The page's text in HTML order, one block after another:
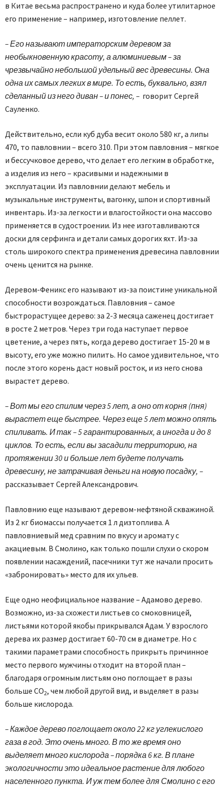
в Китае весьма распространено и куда более утилитарное
его применение – например, изготовление пеллет.
– Его называют императорским деревом за
необыкновенную красоту, а алюминиевым – за
чрезвычайно небольшой удельный вес древесины. Она
одна их самых легких в мире. То есть, буквально, взял
сделанный из него диван – и понес, – говорит Сергей
Сауленко.
Действительно, если куб дуба весит около 580 кг, а липы
470, то павловнии – всего 310. При этом павловния – мягкое
и бессучковое дерево, что делает его легким в обработке,
а изделия из него – красивыми и надежными в
эксплуатации. Из павловнии делают мебель и
музыкальные инструменты, вагонку, шпон и спортивный
инвентарь. Из-за легкости и влагостойкости она массово
применяется в судостроении. Из нее изготавливаются
доски для серфинга и детали самых дорогих яхт. Из-за
столь широкого спектра применения древесина павловнии
очень ценится на рынке.
Деревом-Феникс его называют из-за поистине уникальной
способности возрождаться. Павловния – самое
быстрорастущее дерево: за 2-3 месяца саженец достигает
в росте 2 метров. Через три года наступает первое
цветение, а через пять, когда дерево достигает 15-20 м в
высоту, его уже можно пилить. Но самое удивительное, что
после этого корень даст новый росток, и из него снова
вырастет дерево.
– Вот мы его спилим через 5 лет, а оно от корня (пня)
вырастет еще быстрее. Через еще 5 лет можно опять
спиливать. И так – 5 гарантированных, а иногда и до 8
циклов. То есть, если вы засадили территорию, на
протяжении 30 и больше лет будете получать
древесину, не затрачивая деньги на новую посадку, –
рассказывает Сергей Александрович.
Павловнию еще называют деревом-нефтяной скважиной.
Из 2 кг биомассы получается 1 л дизтоплива. А
павловниевый мед сравним по вкусу и аромату с
акациевым. В Смолино, как только пошли слухи о скором
появлении насаждений, пасечники тут же начали просить
«забронировать» место для их ульев.
Еще одно неофициальное название – Адамово дерево.
Возможно, из-за схожести листьев со смоковницей,
листьями которой якобы прикрывался Адам. У взрослого
дерева их размер достигает 60-70 см в диаметре. Но с
такими параметрами способность прикрыть причинное
место первого мужчины отходит на второй план –
благодаря огромным листьям оно поглощает в разы
больше СО2, чем любой другой вид, и выделяет в разы
больше кислорода.
– Каждое дерево поглощает около 22 кг углекислого
газа в год. Это очень много. В то же время оно
выделяет много кислорода – порядка 6 кг. В плане
экологичности это идеальное растение для любого
населенного пункта. И уж тем более для Смолино с его